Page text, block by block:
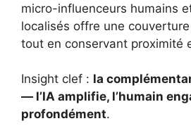
micro-influenceurs humains
localisés offre une
tout en conservant proximité
Insight clef : la
— l’IA amplifie, l’humain
profondément.